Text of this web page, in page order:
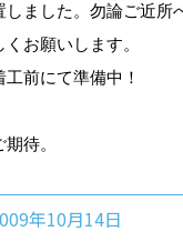
しました。勿論ご近所
くお願いします。
工前にて準備中！
待。
年10月14日